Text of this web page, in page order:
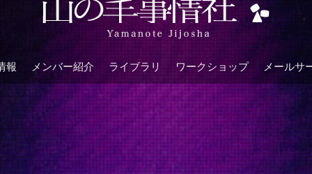
報 メンバー紹介 ライブラリ ワークショップ メールサ